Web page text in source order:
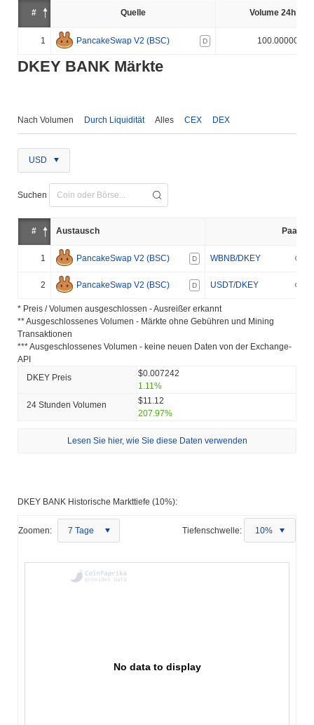
# Quelle Volume 24h (%)
1 PancakeSwap V2 (BSC) D 100.000000%
DKEY BANK Märkte
Nach Volumen Durch Liquidität Alles CEX DEX
USD
Suchen
# Austausch Paar
1 PancakeSwap V2 (BSC) D WBNB/DKEY
2 PancakeSwap V2 (BSC) D USDT/DKEY
* Preis / Volumen ausgeschlossen - Ausreißer erkannt
** Ausgeschlossenes Volumen - Märkte ohne Gebühren und Mining
Transaktionen
*** Ausgeschlossenes Volumen - keine neuen Daten von der Exchange-
API
DKEY Preis
$0.007242
1.11%
24 Stunden Volumen
$11.12
207.97%
Lesen Sie hier, wie Sie diese Daten verwenden
DKEY BANK Historische Markttiefe (10%):
Zoomen: 7 Tage Tiefenschwelle: 10%
No data to display